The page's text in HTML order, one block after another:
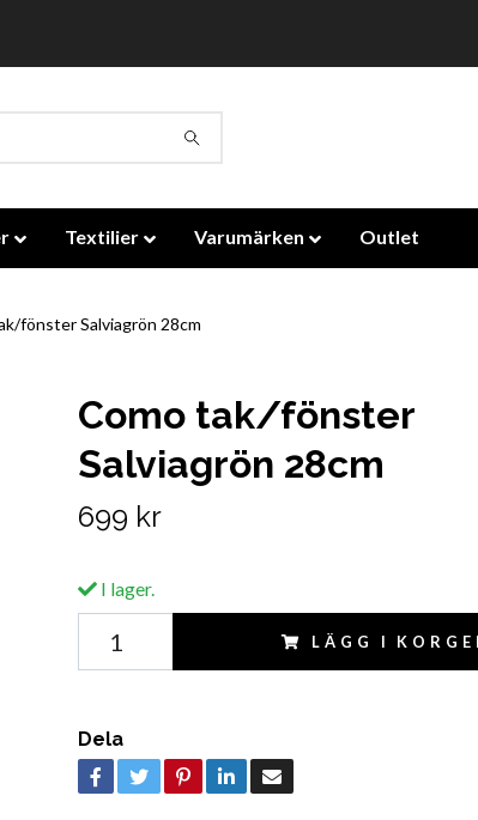
Textilier Varumärken Outlet
fönster Salviagrön 28cm
Como tak/fönster
Salviagrön 28cm
699 kr
I lager.
LÄGG I
Dela